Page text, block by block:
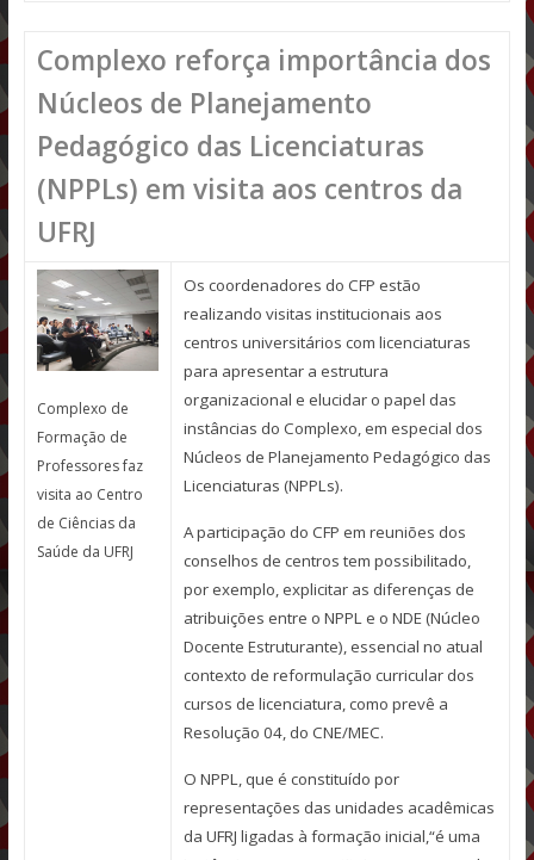
Complexo reforça importância dos
Núcleos de Planejamento
Pedagógico das Licenciaturas
(NPPLs) em visita aos centros da
UFRJ
Complexo de
Formação de
Professores faz
visita ao Centro
de Ciências da
Saúde da UFRJ
Os coordenadores do CFP estão
realizando visitas institucionais aos
centros universitários com licenciaturas
para apresentar a estrutura
organizacional e elucidar o papel das
instâncias do Complexo, em especial dos
Núcleos de Planejamento Pedagógico das
Licenciaturas (NPPLs).
A participação do CFP em reuniões dos
conselhos de centros tem possibilitado,
por exemplo, explicitar as diferenças de
atribuições entre o NPPL e o NDE (Núcleo
Docente Estruturante), essencial no atual
contexto de reformulação curricular dos
cursos de licenciatura, como prevê a
Resolução 04, do CNE/MEC.
O NPPL, que é constituído por
representações das unidades acadêmicas
da UFRJ ligadas à formação inicial,“é uma